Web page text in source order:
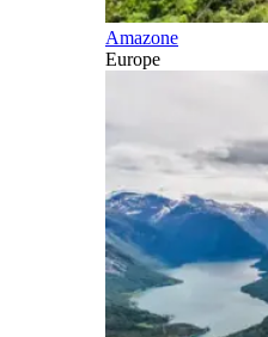
Amazone
Europe